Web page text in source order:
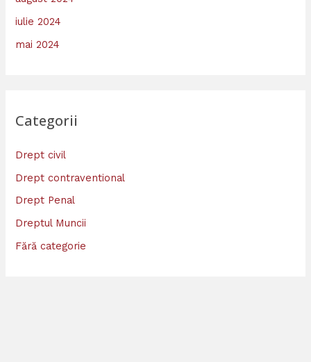
iulie 2024
mai 2024
Categorii
Drept civil
Drept contraventional
Drept Penal
Dreptul Muncii
Fără categorie